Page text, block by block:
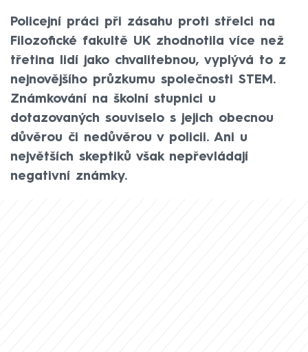
Policejní práci při zásahu proti střelci na
Filozofické fakultě UK zhodnotila více než
třetina lidí jako chvalitebnou, vyplývá to z
nejnovějšího průzkumu společnosti STEM.
Známkování na školní stupnici u
dotazovaných souviselo s jejich obecnou
důvěrou či nedůvěrou v policii. Ani u
největších skeptiků však nepřevládají
negativní známky.